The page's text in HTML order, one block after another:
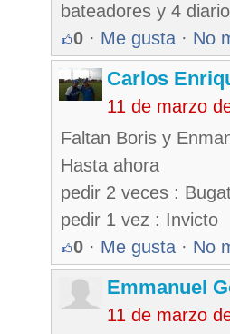
bateadores y 4
0 · Me gusta · No
Carlos
11 de marzo
Faltan Boris y
Hasta ahora
pedir 2 veces :
pedir 1 vez : Invicto
0 · Me gusta · No
Emmanuel
11 de marzo